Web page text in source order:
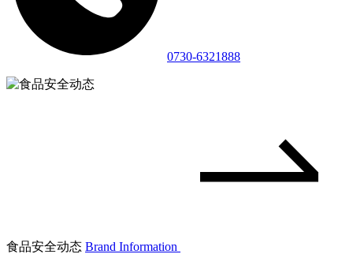
0730-6321888
食品安全动态 Brand Information